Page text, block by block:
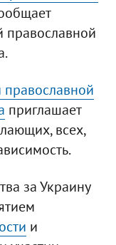
православной
приглашает
всех,
за Украину
и